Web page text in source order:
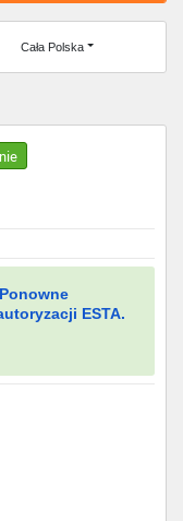
Cała Polska
ESTA.